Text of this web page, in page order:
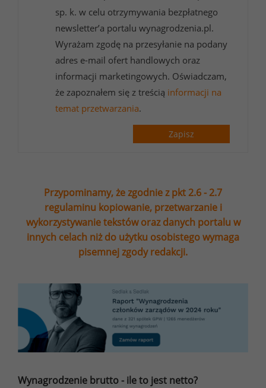
sp. k. w celu otrzymywania bezpłatnego
newsletter’a portalu wynagrodzenia.pl.
Wyrażam zgodę na przesyłanie na podany
adres e-mail ofert handlowych oraz
informacji marketingowych. Oświadczam,
że zapoznałem się z treścią informacji na
temat przetwarzania.
Zapisz
Przypominamy, że zgodnie z pkt 2.6 - 2.7
regulaminu kopiowanie, przetwarzanie i
wykorzystywanie tekstów oraz danych portalu w
innych celach niż do użytku osobistego wymaga
pisemnej zgody redakcji.
Wynagrodzenie brutto - ile to jest netto?